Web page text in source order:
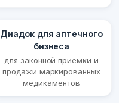
Диадок для аптечного
бизнеса
для законной приемки и
продажи маркированных
медикаментов